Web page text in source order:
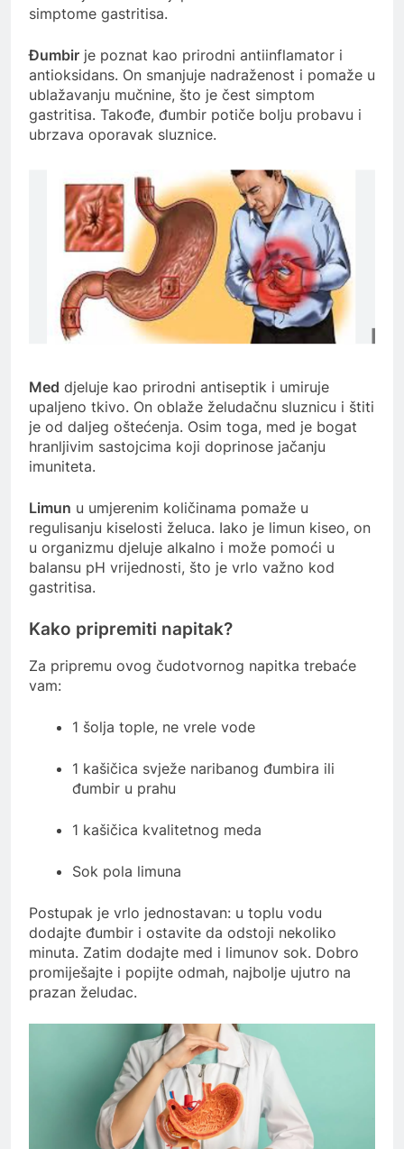
simptome gastritisa.
Đumbir je poznat kao prirodni antiinflamator i
antioksidans. On smanjuje nadraženost i pomaže u
ublažavanju mučnine, što je čest simptom
gastritisa. Takođe, đumbir potiče bolju probavu i
ubrzava oporavak sluznice.
Med djeluje kao prirodni antiseptik i umiruje
upaljeno tkivo. On oblaže želudačnu sluznicu i štiti
je od daljeg oštećenja. Osim toga, med je bogat
hranljivim sastojcima koji doprinose jačanju
imuniteta.
Limun u umjerenim količinama pomaže u
regulisanju kiselosti želuca. Iako je limun kiseo, on
u organizmu djeluje alkalno i može pomoći u
balansu pH vrijednosti, što je vrlo važno kod
gastritisa.
Kako pripremiti napitak?
Za pripremu ovog čudotvornog napitka trebaće
vam:
1 šolja tople, ne vrele vode
1 kašičica svježe naribanog đumbira ili
đumbir u prahu
1 kašičica kvalitetnog meda
Sok pola limuna
Postupak je vrlo jednostavan: u toplu vodu
dodajte đumbir i ostavite da odstoji nekoliko
minuta. Zatim dodajte med i limunov sok. Dobro
promiješajte i popijte odmah, najbolje ujutro na
prazan želudac.